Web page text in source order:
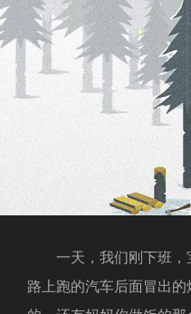
一天，我们刚下班，
路上跑的汽车后面冒出